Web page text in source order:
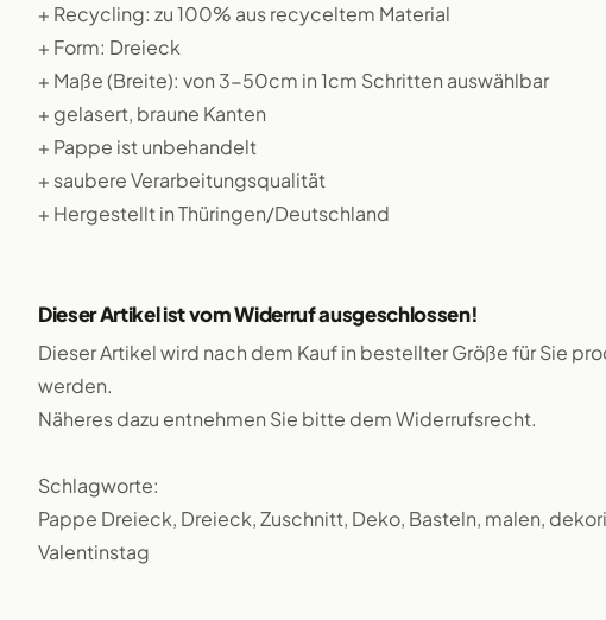
+ Recycling: zu 100% aus recyceltem Material
+ Form: Dreieck
+ Maße (Breite): von 3-50cm in 1cm Schritten auswählbar
+ gelasert, braune Kanten
+ Pappe ist unbehandelt
+ saubere Verarbeitungsqualität
+ Hergestellt in Thüringen/Deutschland
Dieser Artikel ist vom Widerruf ausgeschlossen!
Dieser Artikel wird nach dem Kauf in bestellter Größe für Sie
werden.
Näheres dazu entnehmen Sie bitte dem Widerrufsrecht.
Schlagworte:
Pappe Dreieck, Dreieck, Zuschnitt, Deko, Basteln, malen,
Valentinstag